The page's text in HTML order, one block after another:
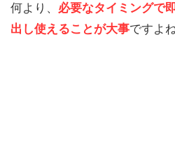
何より、 必要なタイミングで
出し使えることが大事ですよね